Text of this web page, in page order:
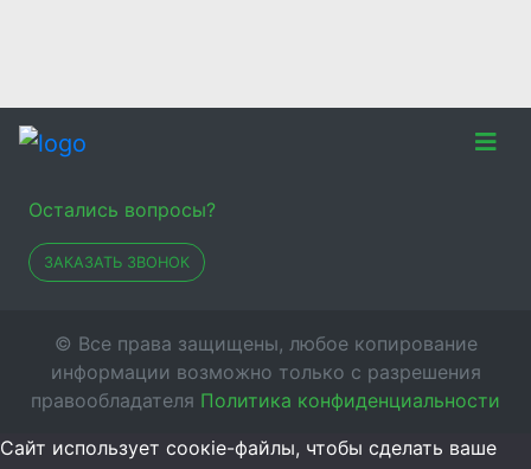
Остались вопросы?
ЗАКАЗАТЬ ЗВОНОК
© Все права защищены, любое копирование
информации возможно только с разрешения
правообладателя Политика конфиденциальности
Сайт использует соокіе-файлы, чтобы сделать ваше